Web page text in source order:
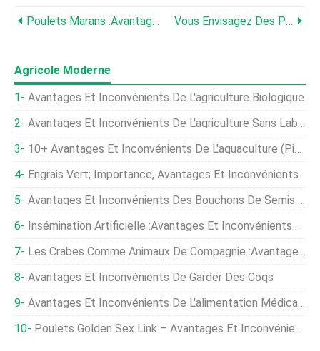
Poulets Marans :avantages Et Inconvénients Vous Envisagez Des Poulets Barnevelder ? – Ce Que Vous Devez Savoir !
Agricole Moderne
Avantages Et Inconvénients De L'agriculture Biologique
Avantages Et Inconvénients De L'agriculture Sans Labour
10+ Avantages Et Inconvénients De L'aquaculture (pisciculture)
Engrais Vert; Importance, Avantages Et Inconvénients
Avantages Et Inconvénients Des Bouchons De Semis Liés Aux Polymères
Insémination Artificielle :avantages Et Inconvénients De L'IA
Les Crabes Comme Animaux De Compagnie :avantages Et Inconvénients
Avantages Et Inconvénients De Garder Des Coqs
Avantages Et Inconvénients De L'alimentation Médicamenteuse Pour Poulets
Poulets Golden Sex Link – Avantages Et Inconvénients